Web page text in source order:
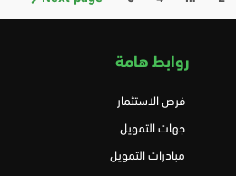
روابط هامة
فرص الاستثمار
جهات التمويل
مبادرات التمويل